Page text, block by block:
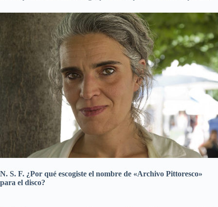
N. S. F. ¿Por qué escogiste el nombre de «Archivo Pittoresco»
para el disco?